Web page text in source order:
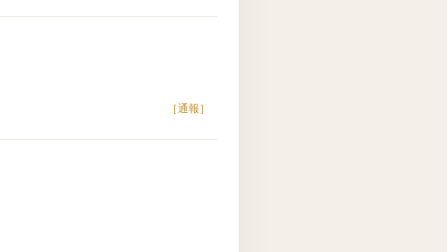
［通報］